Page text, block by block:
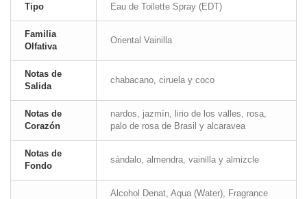
Tipo Eau de Toilette Spray (EDT)
Familia
Olfativa
Oriental Vainilla
Notas de
Salida
chabacano, ciruela y coco
Notas de
Corazón
nardos, jazmín, lirio de los valles, rosa,
palo de rosa de Brasil y alcaravea
Notas de
Fondo
sándalo, almendra, vainilla y almizcle
Alcohol Denat, Aqua (Water), Fragrance